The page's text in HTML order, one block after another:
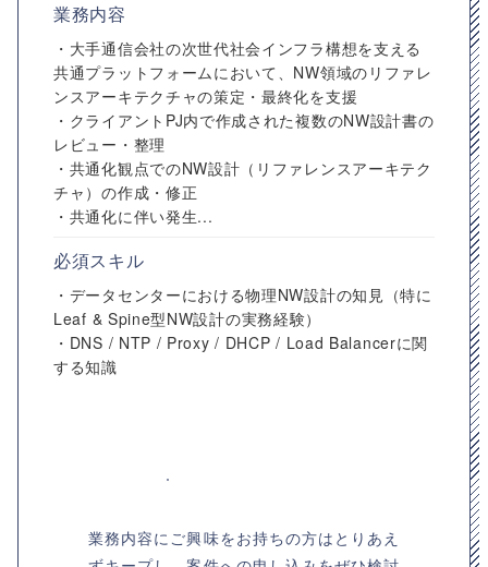
業務内容
・大手通信会社の次世代社会インフラ構想を支える
共通プラットフォームにおいて、NW領域のリファレ
ンスアーキテクチャの策定・最終化を支援
・クライアントPJ内で作成された複数のNW設計書の
レビュー・整理
・共通化観点でのNW設計（リファレンスアーキテク
チャ）の作成・修正
・共通化に伴い発生...
必須スキル
・データセンターにおける物理NW設計の知見（特に
Leaf & Spine型NW設計の実務経験）
・DNS / NTP / Proxy / DHCP / Load Balancerに関
する知識
業務内容にご興味をお持ちの方はとりあえ